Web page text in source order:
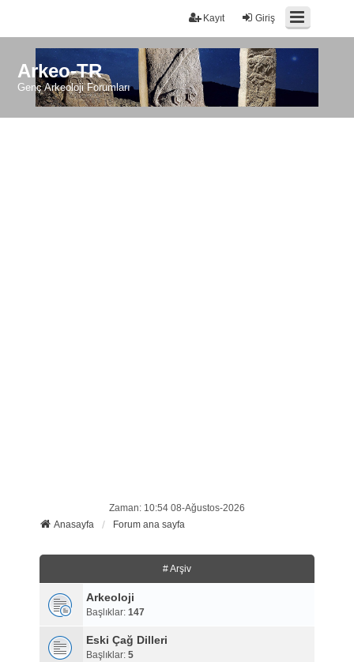
Giriş
Kayıt
Arkeo-TR
Genç Arkeoloji Forumları
Zaman: 10:54 08-Ağustos-2026
Anasayfa
Forum ana sayfa
# Arşiv
Arkeoloji
Başlıklar: 147
Eski Çağ Dilleri
Başlıklar: 5